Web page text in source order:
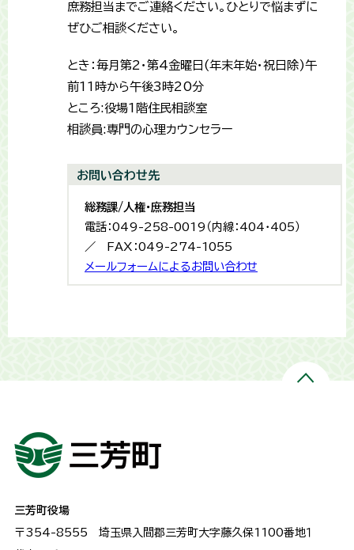
庶務担当までご連絡ください。ひとりで悩まずに
ぜひご相談ください。
とき：毎月第2・第4金曜日(年末年始・祝日除)午
前11時から午後3時20分
ところ:役場1階住民相談室
相談員:専門の心理カウンセラー
お問い合わせ先
総務課/人権・庶務担当
電話：049-258-0019（内線：404・405）
／ FAX：049-274-1055
メールフォームによるお問い合わせ
三芳町役場
〒354-8555 埼玉県入間郡三芳町大字藤久保1100番地１